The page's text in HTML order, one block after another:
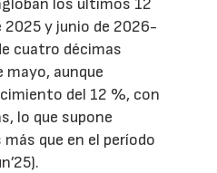
los últimos 12
y junio de 2026-
cuatro décimas
aunque
del 12 %, con
lo que supone
que en el período